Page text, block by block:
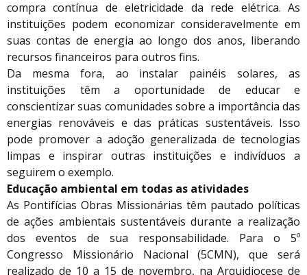
compra contínua de eletricidade da rede elétrica. As
instituições podem economizar consideravelmente em
suas contas de energia ao longo dos anos, liberando
recursos financeiros para outros fins.
Da mesma fora, ao instalar painéis solares, as
instituições têm a oportunidade de educar e
conscientizar suas comunidades sobre a importância das
energias renováveis e das práticas sustentáveis. Isso
pode promover a adoção generalizada de tecnologias
limpas e inspirar outras instituições e indivíduos a
seguirem o exemplo.
Educação ambiental em todas as atividades
As Pontifícias Obras Missionárias têm pautado políticas
de ações ambientais sustentáveis durante a realização
dos eventos de sua responsabilidade. Para o 5º
Congresso Missionário Nacional (5CMN), que será
realizado de 10 a 15 de novembro, na Arquidiocese de